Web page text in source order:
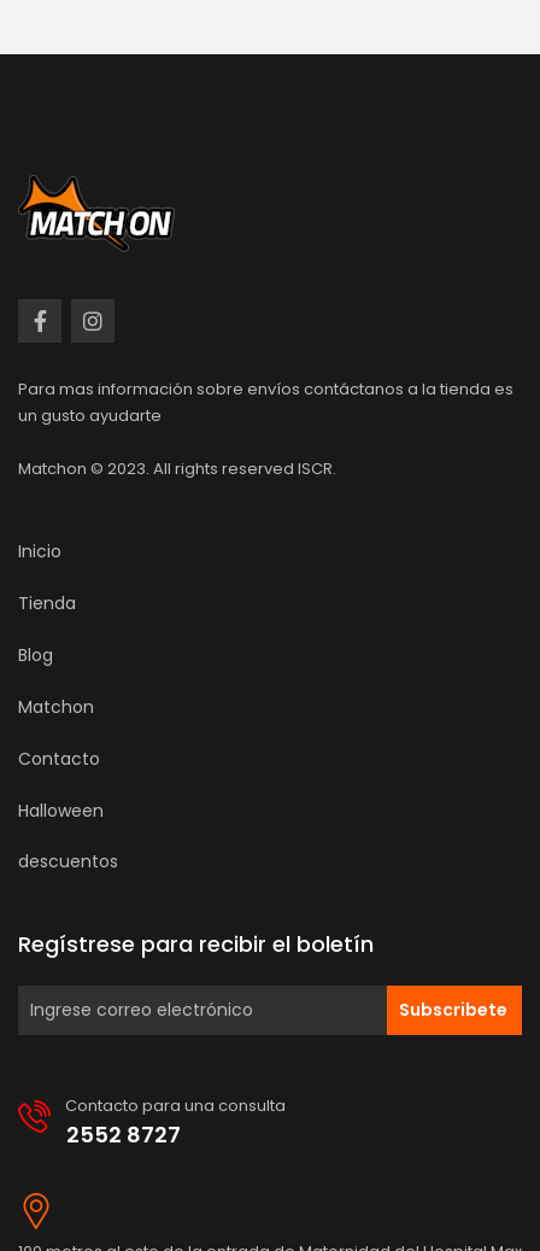
Para mas información sobre envíos contáctanos a la tienda es
un gusto ayudarte
Matchon © 2023. All rights reserved ISCR.
Inicio
Tienda
Blog
Matchon
Contacto
Halloween
descuentos
Regístrese para recibir el boletín
Subscribete
Contacto para una consulta
2552 8727